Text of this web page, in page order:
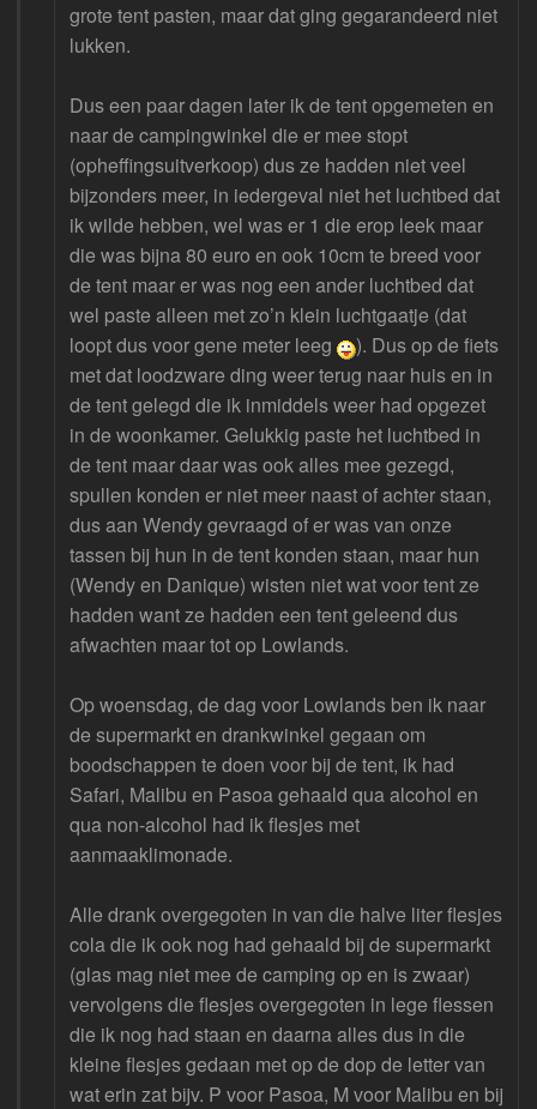
grote tent pasten, maar dat ging gegarandeerd niet
lukken.
Dus een paar dagen later ik de tent opgemeten en
naar de campingwinkel die er mee stopt
(opheffingsuitverkoop) dus ze hadden niet veel
bijzonders meer, in iedergeval niet het luchtbed dat
ik wilde hebben, wel was er 1 die erop leek maar
die was bijna 80 euro en ook 10cm te breed voor
de tent maar er was nog een ander luchtbed dat
wel paste alleen met zo’n klein luchtgaatje (dat
loopt dus voor gene meter leeg
). Dus op de fiets
met dat loodzware ding weer terug naar huis en in
de tent gelegd die ik inmiddels weer had opgezet
in de woonkamer. Gelukkig paste het luchtbed in
de tent maar daar was ook alles mee gezegd,
spullen konden er niet meer naast of achter staan,
dus aan Wendy gevraagd of er was van onze
tassen bij hun in de tent konden staan, maar hun
(Wendy en Danique) wisten niet wat voor tent ze
hadden want ze hadden een tent geleend dus
afwachten maar tot op Lowlands.
Op woensdag, de dag voor Lowlands ben ik naar
de supermarkt en drankwinkel gegaan om
boodschappen te doen voor bij de tent, ik had
Safari, Malibu en Pasoa gehaald qua alcohol en
qua non-alcohol had ik flesjes met
aanmaaklimonade.
Alle drank overgegoten in van die halve liter flesjes
cola die ik ook nog had gehaald bij de supermarkt
(glas mag niet mee de camping op en is zwaar)
vervolgens die flesjes overgegoten in lege flessen
die ik nog had staan en daarna alles dus in die
kleine flesjes gedaan met op de dop de letter van
wat erin zat bijv. P voor Pasoa, M voor Malibu en bij